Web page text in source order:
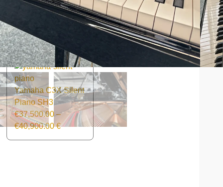
TERMIN VEREINBAREN
Yamaha C3X Silent
Piano SH3
€37,500.00 –
€40,900.00€